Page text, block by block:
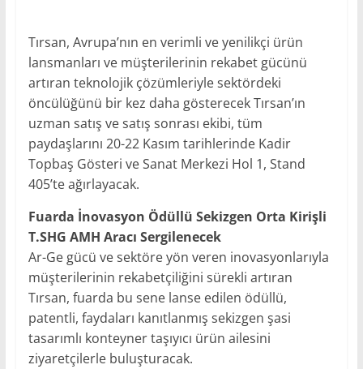
Tırsan, Avrupa’nın en verimli ve yenilikçi ürün
lansmanları ve müşterilerinin rekabet gücünü
artıran teknolojik çözümleriyle sektördeki
öncülüğünü bir kez daha gösterecek Tırsan’ın
uzman satış ve satış sonrası ekibi, tüm
paydaşlarını 20-22 Kasım tarihlerinde Kadir
Topbaş Gösteri ve Sanat Merkezi Hol 1, Stand
405’te ağırlayacak.
Fuarda İnovasyon Ödüllü Sekizgen Orta Kirişli
T.SHG AMH Aracı Sergilenecek
Ar-Ge gücü ve sektöre yön veren inovasyonlarıyla
müşterilerinin rekabetçiliğini sürekli artıran
Tırsan, fuarda bu sene lanse edilen ödüllü,
patentli, faydaları kanıtlanmış sekizgen şasi
tasarımlı konteyner taşıyıcı ürün ailesini
ziyaretçilerle buluşturacak.